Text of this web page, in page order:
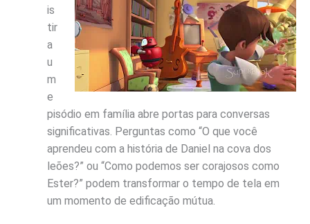
is
tir
a
u
m
e
pisódio em família abre portas para conversas
significativas. Perguntas como “O que você
aprendeu com a história de Daniel na cova dos
leões?” ou “Como podemos ser corajosos como
Ester?” podem transformar o tempo de tela em
um momento de edificação mútua.